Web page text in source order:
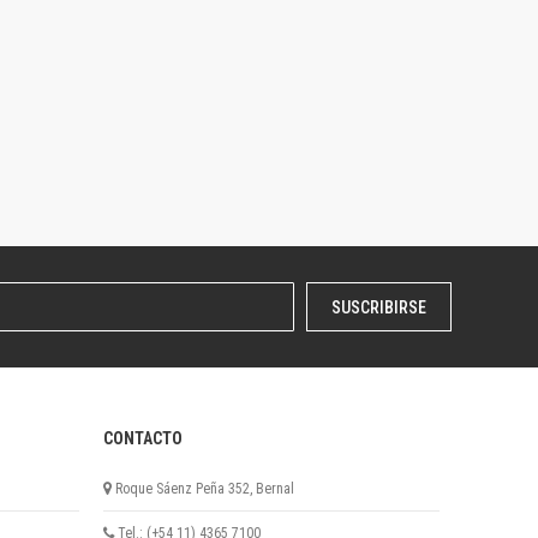
SUSCRIBIRSE
CONTACTO
Roque Sáenz Peña 352, Bernal
Tel.: (+54 11) 4365 7100